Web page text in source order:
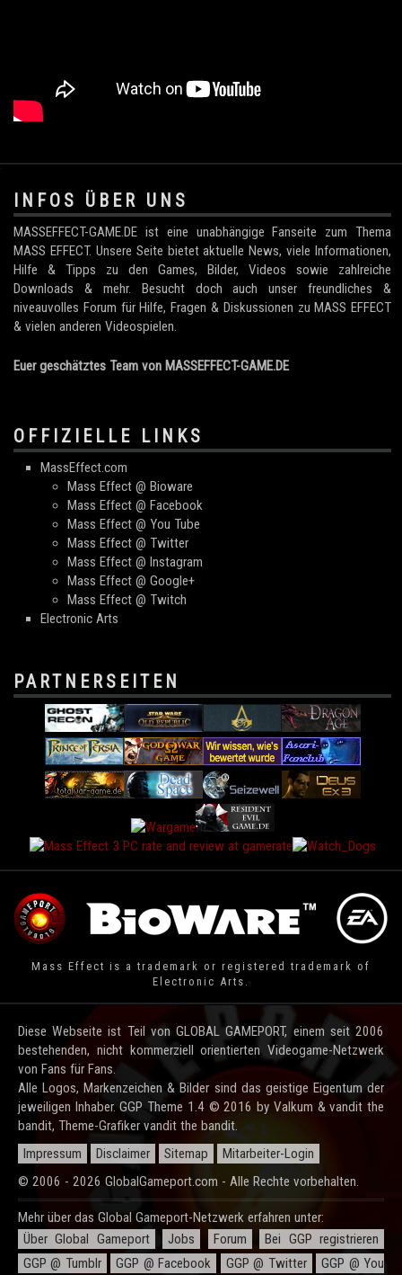
.
INFOS ÜBER UNS
MASSEFFECT-GAME.DE ist eine unabhängige Fanseite zum Thema
MASS EFFECT. Unsere Seite bietet aktuelle News, viele Informationen,
Hilfe & Tipps zu den Games, Bilder, Videos sowie zahlreiche
Downloads & mehr. Besucht doch auch unser freundliches &
niveauvolles Forum für Hilfe, Fragen & Diskussionen zu MASS EFFECT
& vielen anderen Videospielen.
Euer geschätztes Team von MASSEFFECT-GAME.DE
OFFIZIELLE LINKS
MassEffect.com
Mass Effect @ Bioware
Mass Effect @ Facebook
Mass Effect @ You Tube
Mass Effect @ Twitter
Mass Effect @ Instagram
Mass Effect @ Google+
Mass Effect @ Twitch
Electronic Arts
PARTNERSEITEN
Mass Effect is a trademark or registered trademark of
Electronic Arts.
Diese Webseite ist Teil von GLOBAL GAMEPORT, einem seit 2006
bestehenden, nicht kommerziell orientierten Videogame-Netzwerk
von Fans für Fans.
Alle Logos, Markenzeichen & Bilder sind das geistige Eigentum der
jeweiligen Inhaber. GGP Theme 1.4 © 2016 by Valkum & vandit the
bandit, Theme-Grafiker vandit the bandit.
Impressum
Disclaimer Sitemap
Mitarbeiter-Login
© 2006 - 2026 GlobalGameport.com - Alle Rechte vorbehalten.
Mehr über das Global Gameport-Netzwerk erfahren unter:
Über Global Gameport
Jobs Forum
Bei GGP registrieren
GGP @ Tumblr
GGP @ Facebook GGP @ Twitter GGP @ You